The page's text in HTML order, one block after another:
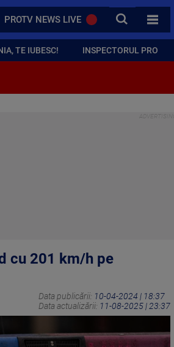
PROTV NEWS LIVE CAUTA
TE IUBESC! INSPECTORUL PRO
cu 201 km/h pe
Data publicării: 10-04-2024 | 18:37
Data actualizării: 11-08-2025 | 23:37